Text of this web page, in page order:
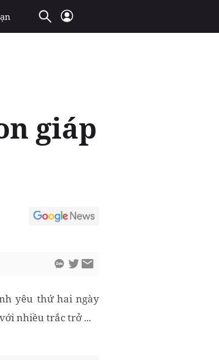
giáp
yêu thứ hai ngày
nhiều trắc trở ...